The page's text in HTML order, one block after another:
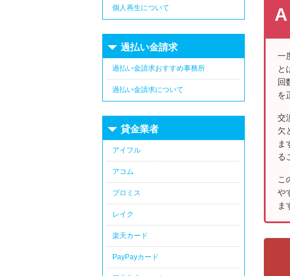
一
と
回
を
交
欠
ま
る
こ
や
ま
個人再生について
過払い金請求
過払い金請求おすすめ事務所
過払い金請求について
貸金業者
アイフル
アコム
プロミス
レイク
楽天カード
PayPayカード